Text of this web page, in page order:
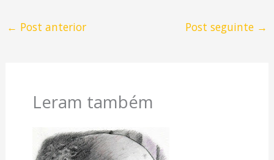
← Post anterior Post seguinte →
Leram também